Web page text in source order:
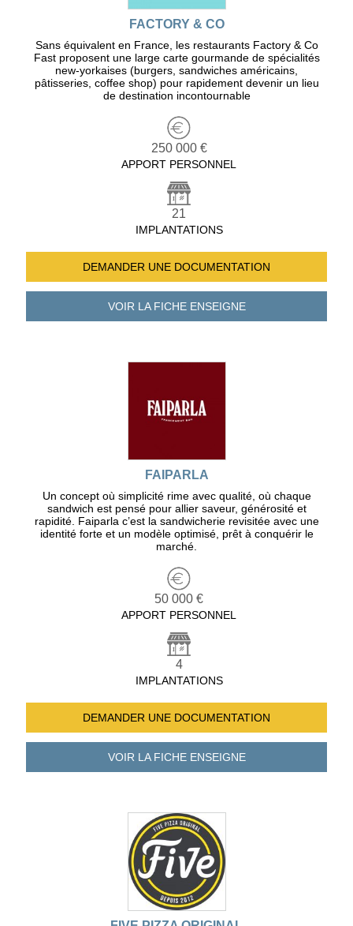
FACTORY & CO
Sans équivalent en France, les restaurants Factory & Co
Fast proposent une large carte gourmande de spécialités
new-yorkaises (burgers, sandwiches américains,
pâtisseries, coffee shop) pour rapidement devenir un lieu
de destination incontournable
250 000 €
APPORT PERSONNEL
21
IMPLANTATIONS
DEMANDER UNE DOCUMENTATION
VOIR LA FICHEENSEIGNE
FAIPARLA
Un concept où simplicité rime avec qualité, où chaque
sandwich est pensé pour allier saveur, générosité et
rapidité. Faiparla c’est la sandwicherie revisitée avec une
identité forte et un modèle optimisé, prêt à conquérir le
marché.
50 000 €
APPORT PERSONNEL
4
IMPLANTATIONS
DEMANDER UNE DOCUMENTATION
VOIR LA FICHEENSEIGNE